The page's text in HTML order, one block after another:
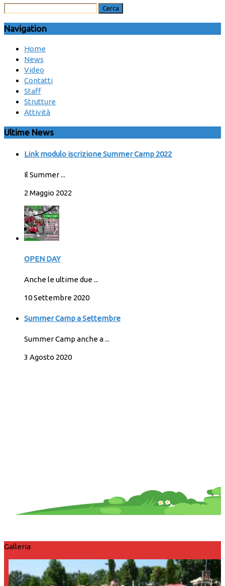
Navigation
Home
News
Video
Contatti
Staff
Strutture
Attività
Ultime News
Link modulo iscrizione Summer Camp 2022
Il Summer ...
2 Maggio 2022
OPEN DAY
Anche le ultime due ...
10 Settembre 2020
Summer Camp a Settembre
Summer Camp anche a ...
3 Agosto 2020
Galleria